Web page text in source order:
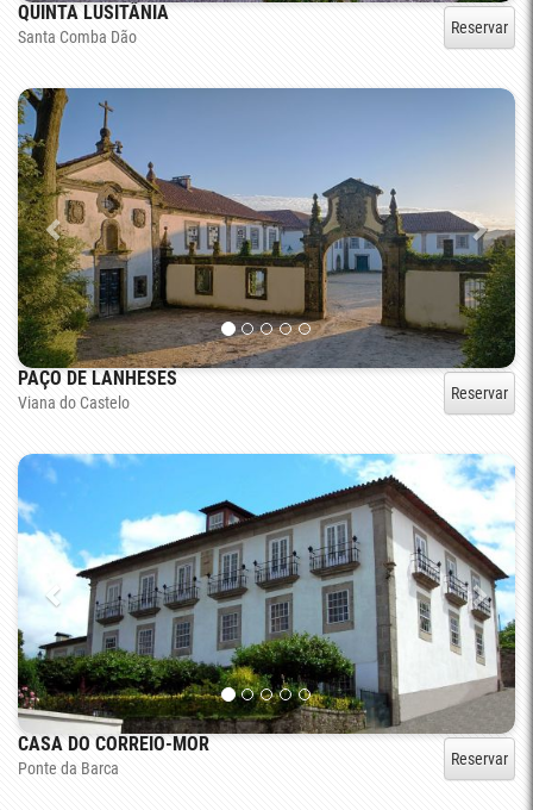
QUINTA LUSITÂNIA
Santa Comba Dão Reservar
PAÇO DE LANHESES
Viana do Castelo Reservar
CASA DO CORREIO-MOR
Ponte da Barca Reservar